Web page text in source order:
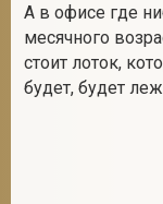
А в офисе где
месячного
стоит лоток,
будет, будет